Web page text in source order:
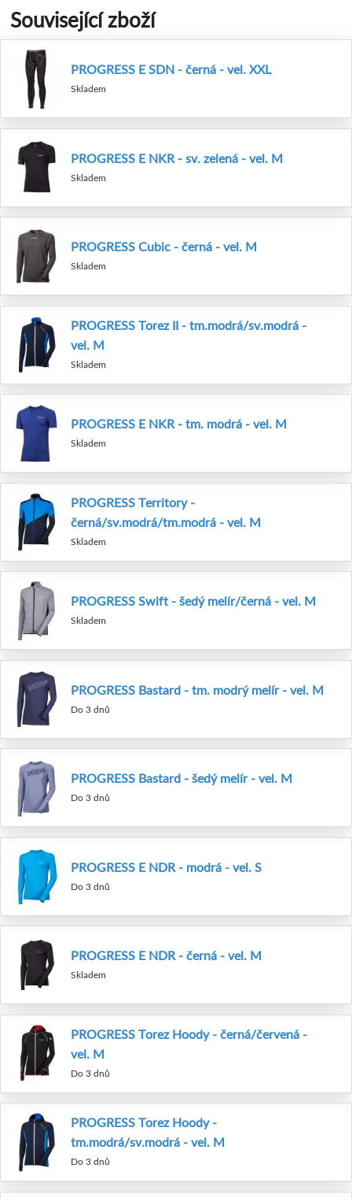
Související zboží
PROGRESS E SDN - černá - vel. XXL
Skladem
PROGRESS E NKR - sv. zelená - vel. M
Skladem
PROGRESS Cubic - černá - vel. M
Skladem
PROGRESS Torez II - tm.modrá/sv.modrá -
vel. M
Skladem
PROGRESS E NKR - tm. modrá - vel. M
Skladem
PROGRESS Territory -
černá/sv.modrá/tm.modrá - vel. M
Skladem
PROGRESS Swift - šedý melír/černá - vel. M
Skladem
PROGRESS Bastard - tm. modrý melír - vel. M
Do 3 dnů
PROGRESS Bastard - šedý melír - vel. M
Do 3 dnů
PROGRESS E NDR - modrá - vel. S
Do 3 dnů
PROGRESS E NDR - černá - vel. M
Skladem
PROGRESS Torez Hoody - černá/červená -
vel. M
Do 3 dnů
PROGRESS Torez Hoody -
tm.modrá/sv.modrá - vel. M
Do 3 dnů